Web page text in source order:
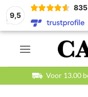
9,5
835
Ga
Voor 13.00